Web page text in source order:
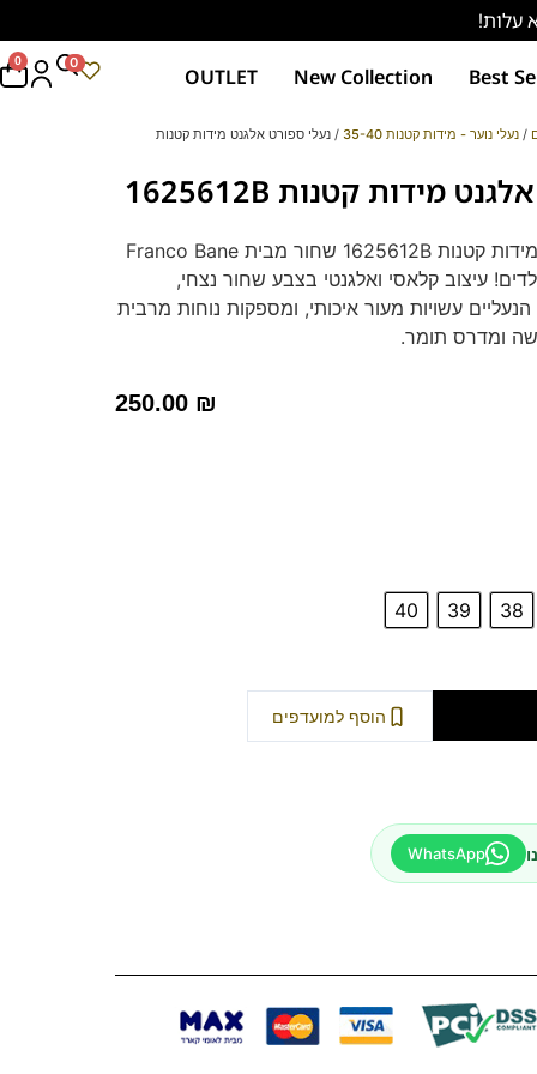
Best
New Collection
OUTLET
0 0
/ נעלי נוער - מידות קטנות 35-40
/ נעלי ספורט אלגנט מידות קטנות
נעלי ספורט אלגנט מידות קטנות 1625612B
נעלי ספורט אלגנט מידות קטנות 1625612B שחור מבית Franco Bane
עיצוב קלאסי ואלגנטי בצבע שחור נצחי,
עשויות מעור איכותי, ומספקות נוחות מרבית
ומדרס תומך.
כאן
250.00 ₪
38
39
40
הוסף למועדפים
WhatsApp